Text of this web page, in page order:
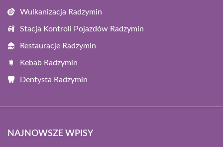
Wulkanizacja Radzymin
Stacja Kontroli Pojazdów Radzymin
Restauracje Radzymin
Kebab Radzymin
Dentysta Radzymin
NAJNOWSZE WPISY